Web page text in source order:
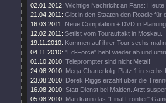
02.01.2012: Wichtige Nachricht an Fans: Heute
21.04.2011: Gibt in den Staaten den Roadie für
16.03.2011: Neue Compilation + DVD in
12.02.2011: Setlist vom Tourauftakt in Moskau.
19.11.2010: Kommen auf ihrer Tour sechs mal
04.11.2010: "Ed-Force" hebt wieder ab und
01.10.2010: Teleprompter sind nicht Metal!
24.08.2010: Mega Charterfolg. Platz 1 in sechs
23.08.2010: Derek Riggs erzählt über die
16.08.2010: Statt Dienst bei Maiden. Arzt
05.08.2010: Man kann das "Final Frontier"